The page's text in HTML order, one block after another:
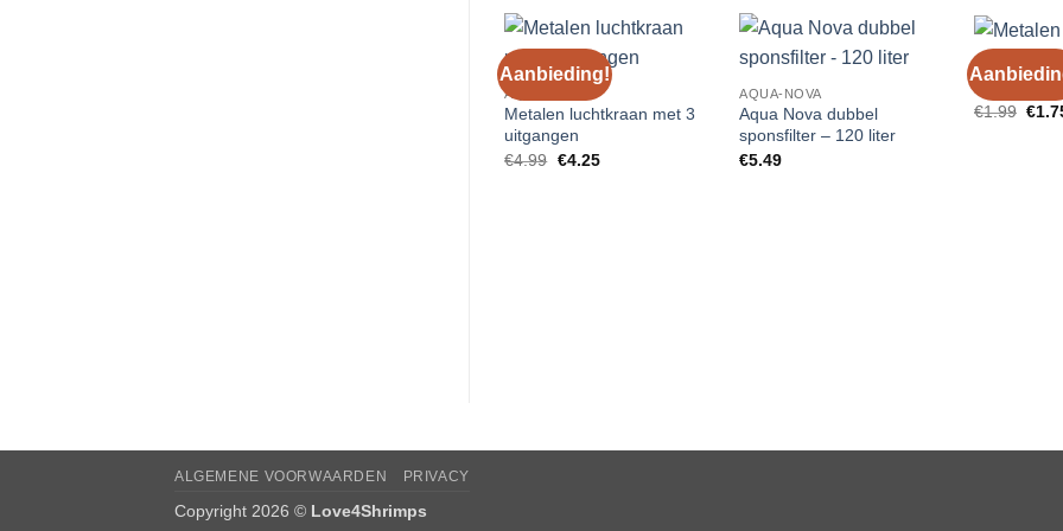
Aanbieding!
AQUA-NOVA
Metalen luchtkraan met 3
uitgangen
€4.99 Oorspronkelijke
€4.25Huidige
AQUA-NOVA
Aqua Nova dubbel
sponsfilter – 120 liter
€5.49
AQUA-NOVA
Metalen
€1.99 €
ALGEMENE VOORWAARDEN PRIVACY
Copyright 2026 © Love4Shrimps